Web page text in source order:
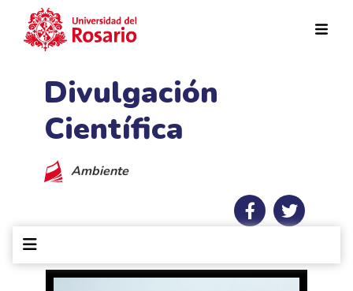
Divulgación
Científica
Ambiente